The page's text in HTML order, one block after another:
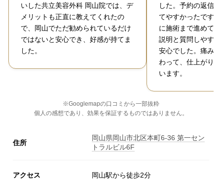
いした共立美容外科 岡山院では、デ
メリットも正直に教えてくれたの
で、岡山でただ勧められているだけ
ではないと安心でき、好感が持てま
した。
した。予約の返信
てやすかったです
に施術まで進めて
説明と質問しやす
安心でした。痛み
わって、仕上がり
います。
※Googlemapの口コミから一部抜粋
個人の感想であり、効果を保証するものではありません。
住所
岡山県岡山市北区本町6-36 第一セン
トラルビル6F
アクセス 岡山駅から徒歩2分